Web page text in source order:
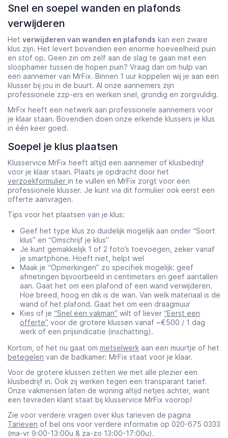
Snel en soepel wanden en plafonds
verwijderen
Het verwijderen van wanden en plafonds kan een zware
klus zijn. Het levert bovendien een enorme hoeveelheid puin
en stof op. Geen zin om zelf aan de slag te gaan met een
sloophamer tussen de hopen puin? Vraag dan om hulp van
een aannemer van MrFix. Binnen 1 uur koppelen wij je aan een
klusser bij jou in de buurt. Al onze aannemers zijn
professionele zzp-ers en werken snel, grondig en zorgvuldig.
MrFix heeft een netwerk aan professionele aannemers voor
je klaar staan. Bovendien doen onze erkende klussers je klus
in één keer goed.
Soepel je klus plaatsen
Klusservice MrFix heeft altijd een aannemer of klusbedrijf
voor je klaar staan. Plaats je opdracht door het
verzoekformulier in te vullen en MrFix zorgt voor een
professionele klusser. Je kunt via dit formulier ook eerst een
offerte aanvragen.
Tips voor het plaatsen van je klus:
Geef het type klus zo duidelijk mogelijk aan onder “Soort
klus” en “Omschrijf je klus”
Je kunt gemakkelijk 1 of 2 foto’s toevoegen, zeker vanaf
je smartphone. Hoeft niet, helpt wel
Maak je “Opmerkingen” zo specifiek mogelijk: geef
afmetingen bijvoorbeeld in centimeters en geef aantallen
aan. Gaat het om een plafond of een wand verwijderen.
Hoe breed, hoog en dik is de wan. Van welk materiaal is de
wand of het plafond. Gaat het om een draagmuur
Kies of je “Snel een vakman” wilt of liever “Eerst een
offerte” voor de grotere klussen vanaf ~€500 / 1 dag
werk of een prijsindicatie (inschatting).
Kortom, of het nu gaat om metselwerk aan een muurtje of het
betegelen van de badkamer: MrFix staat voor je klaar.
Voor de grotere klussen zetten we met alle plezier een
klusbedrijf in. Ook zij werken tegen een transparant tarief.
Onze vakmensen laten de woning altijd netjes achter, want
een tevreden klant staat bij klusservice MrFix voorop!
Zie voor verdere vragen over klus tarieven de pagina
Tarieven of bel ons voor verdere informatie op 020-675 0333
(ma-vr 9:00-13:00u & za-zo 13:00-17:00u).